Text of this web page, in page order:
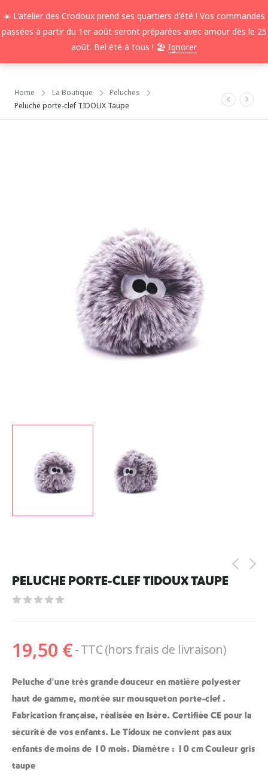
☀️ L'atelier des Crodoux prend ses quartiers d'été ! Vos commandes
passées à partir du 1er août seront préparées avec amour dès le 25
août. Bel été à tous ! 🏖️ Ignorer
Home La Boutique
Peluches
Peluche porte-clef TIDOUX Taupe
PELUCHE PORTE-CLEF TIDOUX TAUPE
19,50 €- TTC (hors frais de livraison)
Peluche d'une très grande douceur en matière polyester
haut de gamme, montée sur mousqueton porte-clef .
Fabrication française, réalisée en Isère. Certifiée CE pour la
sécurité de vos enfants. Le Tidoux ne convient pas aux
enfants de moins de 10 mois. Diamètre : 10 cm Couleur gris
taupe